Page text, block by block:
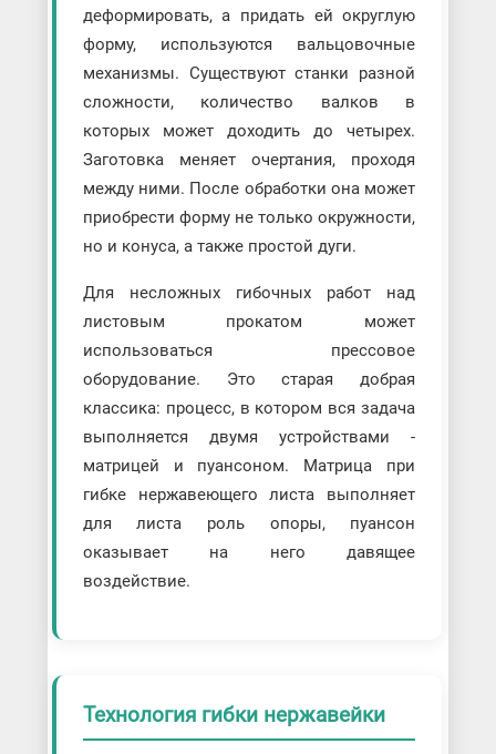
деформировать, а придать ей округлую
форму, используются вальцовочные
механизмы. Существуют станки разной
сложности, количество валков в
которых может доходить до четырех.
Заготовка меняет очертания, проходя
между ними. После обработки она может
приобрести форму не только окружности,
но и конуса, а также простой дуги.
Для несложных гибочных работ над
листовым прокатом может
использоваться прессовое
оборудование. Это старая добрая
классика: процесс, в котором вся задача
выполняется двумя устройствами -
матрицей и пуансоном. Матрица при
гибке нержавеющего листа выполняет
для листа роль опоры, пуансон
оказывает на него давящее
воздействие.
Технология гибки нержавейки